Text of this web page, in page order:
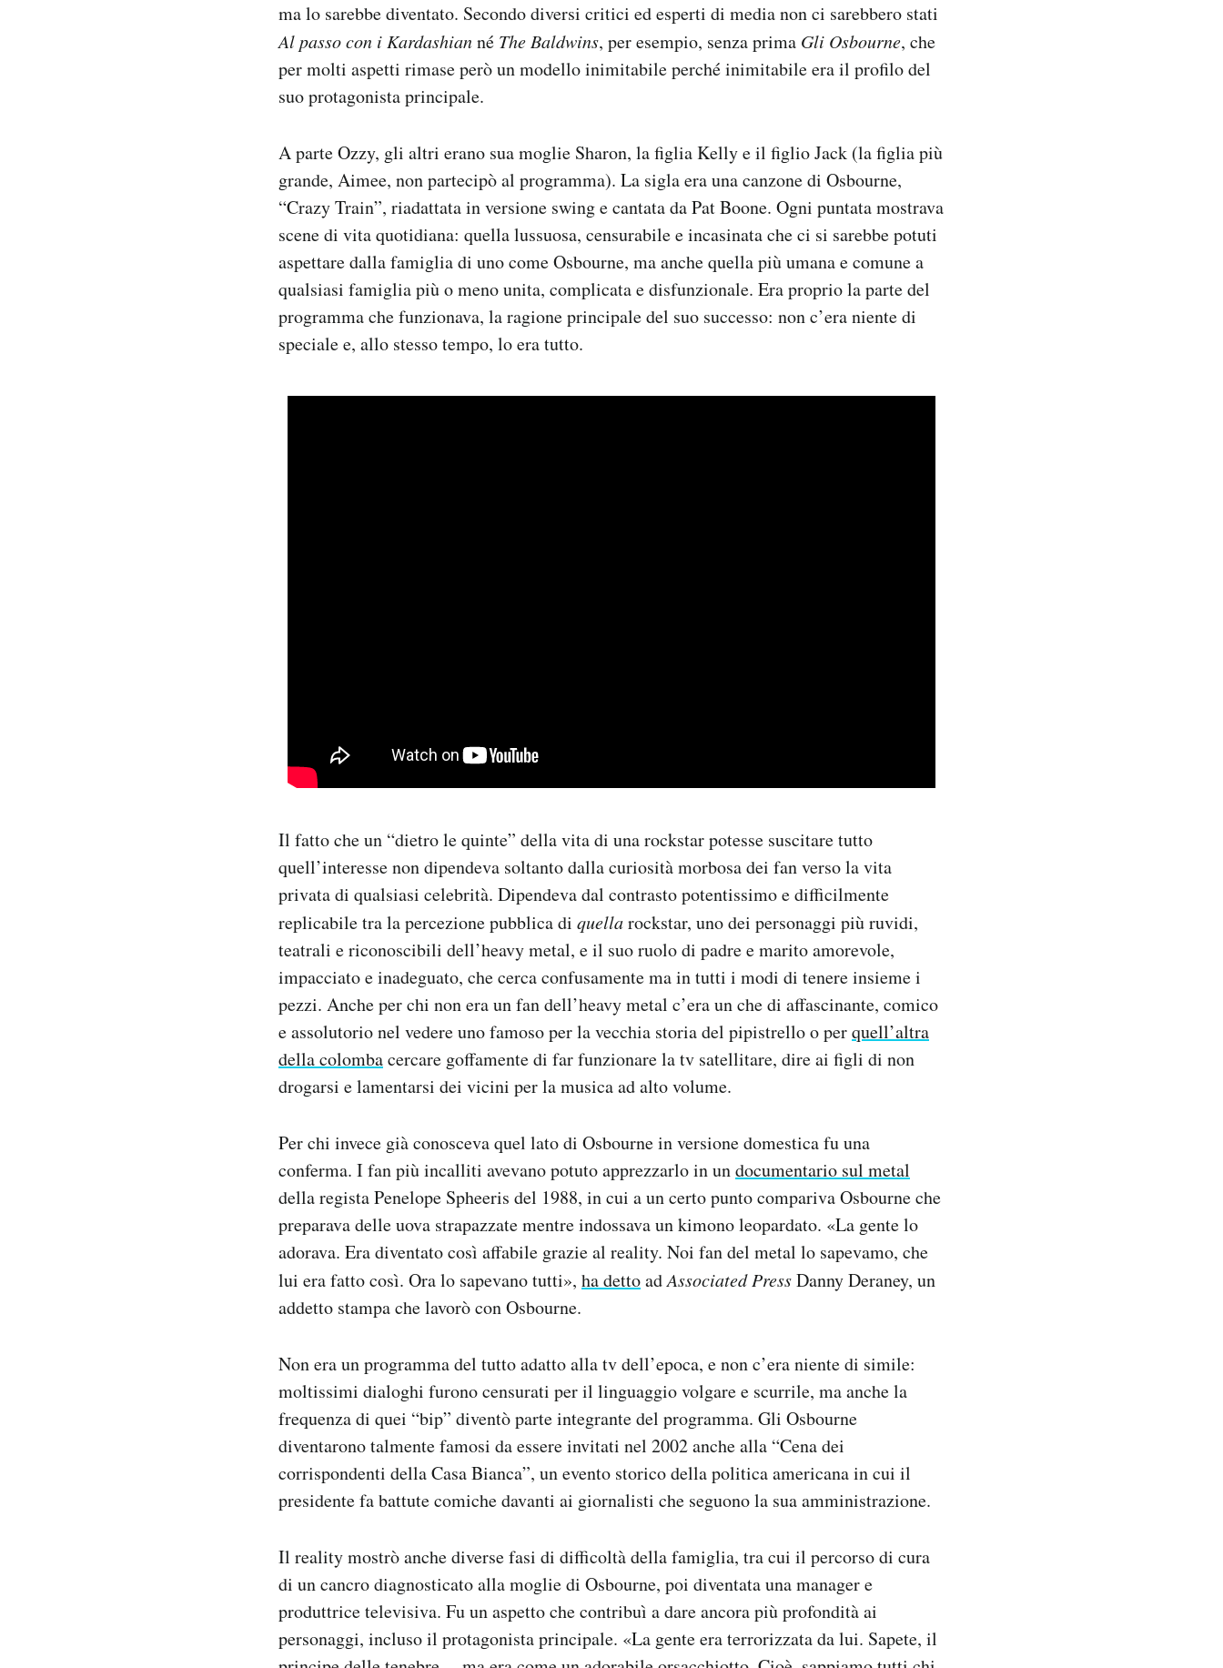
ma lo sarebbe diventato. Secondo diversi critici ed esperti di media non ci sarebbero stati
Al passo con i Kardashianné The Baldwins, per esempio, senza prima Gli Osbourne, che
per molti aspetti rimase però un modello inimitabile perché inimitabile era il profilo del
suo protagonista principale.
A parte Ozzy, gli altri erano sua moglie Sharon, la figlia Kelly e il figlio Jack (la figlia più
grande, Aimee, non partecipò al programma). La sigla era una canzone di Osbourne,
“Crazy Train”, riadattata in versione swing e cantata da Pat Boone. Ogni puntata mostrava
scene di vita quotidiana: quella lussuosa, censurabile e incasinata che ci si sarebbe potuti
aspettare dalla famiglia di uno come Osbourne, ma anche quella più umana e comune a
qualsiasi famiglia più o meno unita, complicata e disfunzionale. Era proprio la parte del
programma che funzionava, la ragione principale del suo successo: non c’era niente di
speciale e, allo stesso tempo, lo era tutto.
Il fatto che un “dietro le quinte” della vita di una rockstar potesse suscitare tutto
quell’interesse non dipendeva soltanto dalla curiosità morbosa dei fan verso la vita
privata di qualsiasi celebrità. Dipendeva dal contrasto potentissimo e difficilmente
replicabile tra la percezione pubblica di quellarockstar, uno dei personaggi più ruvidi,
teatrali e riconoscibili dell’heavy metal, e il suo ruolo di padre e marito amorevole,
impacciato e inadeguato, che cerca confusamente ma in tutti i modi di tenere insieme i
pezzi. Anche per chi non era un fan dell’heavy metal c’era un che di affascinante, comico
e assolutorio nel vedere uno famoso per la vecchia storia del pipistrello o perquell’altra
della colombacercare goffamente di far funzionare la tv satellitare, dire ai figli di non
drogarsi e lamentarsi dei vicini per la musica ad alto volume.
Per chi invece già conosceva quel lato di Osbourne in versione domestica fu una
conferma. I fan più incalliti avevano potuto apprezzarlo in undocumentario sul metal
della regista Penelope Spheeris del 1988, in cui a un certo punto compariva Osbourne che
preparava delle uova strapazzate mentre indossava un kimono leopardato. «La gente lo
adorava. Era diventato così affabile grazie al reality. Noi fan del metal lo sapevamo, che
lui era fatto così. Ora lo sapevano tutti», ha dettoadAssociated PressDanny Deraney, un
addetto stampa che lavorò con Osbourne.
Non era un programma del tutto adatto alla tv dell’epoca, e non c’era niente di simile:
moltissimi dialoghi furono censurati per il linguaggio volgare e scurrile, ma anche la
frequenza di quei “bip” diventò parte integrante del programma. Gli Osbourne
diventarono talmente famosi da essere invitati nel 2002 anche alla “Cena dei
corrispondenti della Casa Bianca”, un evento storico della politica americana in cui il
presidente fa battute comiche davanti ai giornalisti che seguono la sua amministrazione.
Il reality mostrò anche diverse fasi di difficoltà della famiglia, tra cui il percorso di cura
di un cancro diagnosticato alla moglie di Osbourne, poi diventata una manager e
produttrice televisiva. Fu un aspetto che contribuì a dare ancora più profondità ai
personaggi, incluso il protagonista principale. «La gente era terrorizzata da lui. Sapete, il